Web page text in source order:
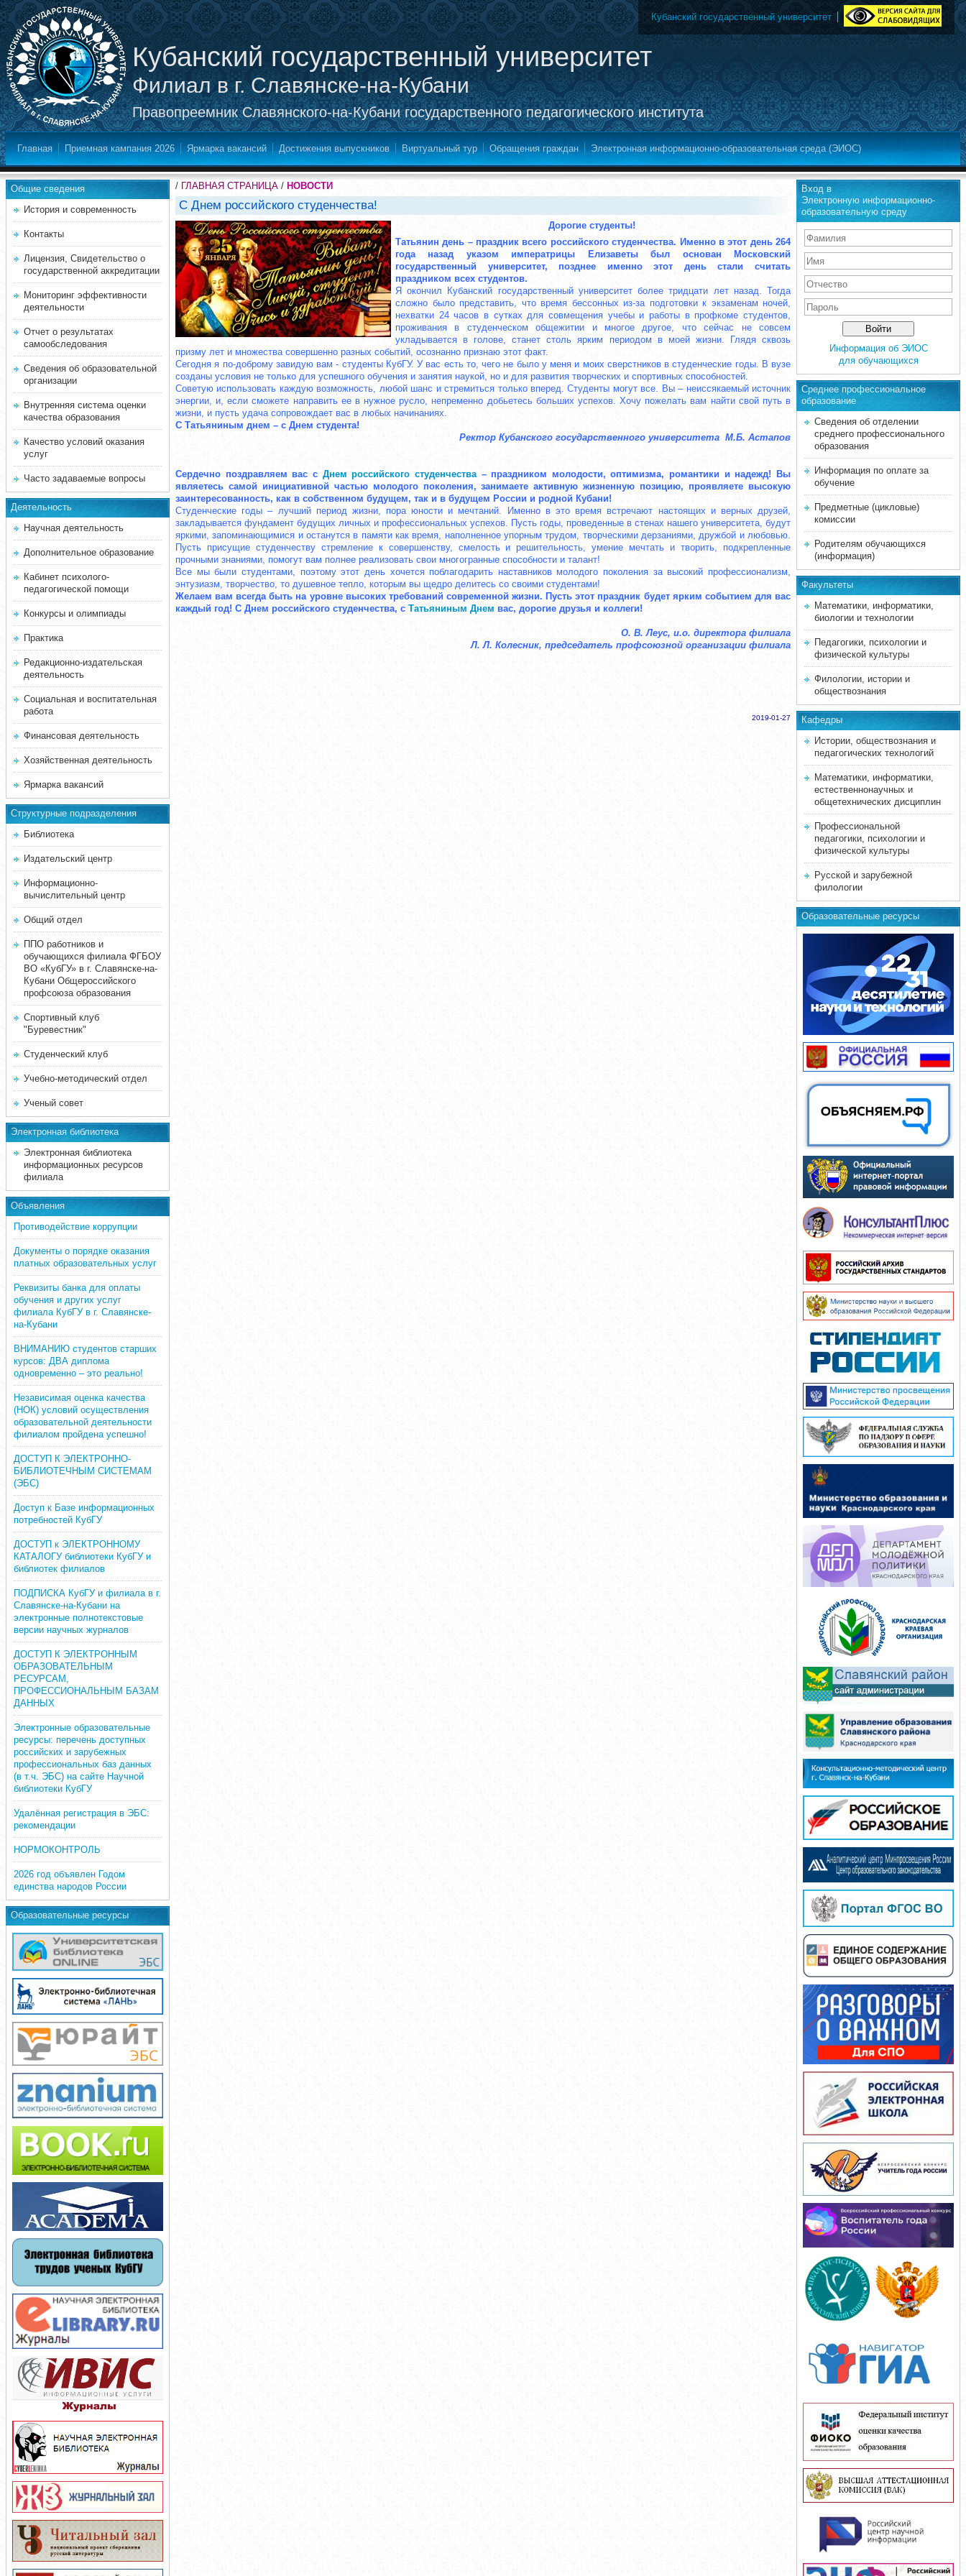
Кубанский государственный университет
Филиал в г. Славянске-на-Кубани
Правопреемник Славянского-на-Кубани государственного педагогического института
Кубанский государственный университет
Главная Приемная кампания 2026 Ярмарка вакансий Достижения выпускников Виртуальный тур Обращения граждан Электронная информационно-образовательная среда (ЭИОС)
Общие сведения
История и современность
Контакты
Лицензия, Свидетельство о
государственной аккредитации
Мониторинг эффективности
деятельности
Отчет о результатах
самообследования
Сведения об образовательной
организации
Внутренняя система оценки
качества образования
Качество условий оказания
услуг
Часто задаваемые вопросы
Деятельность
Научная деятельность
Дополнительное образование
Кабинет психолого-
педагогической помощи
Конкурсы и олимпиады
Практика
Редакционно-издательская
деятельность
Социальная и воспитательная
работа
Финансовая деятельность
Хозяйственная деятельность
Ярмарка вакансий
Структурные подразделения
Библиотека
Издательский центр
Информационно-
вычислительный центр
Общий отдел
ППО работников и
обучающихся филиала ФГБОУ
ВО «КубГУ» в г. Славянске-на-
Кубани Общероссийского
профсоюза образования
Спортивный клуб
"Буревестник"
Студенческий клуб
Учебно-методический отдел
Ученый совет
Электронная библиотека
Электронная библиотека
информационных ресурсов
филиала
Объявления
Противодействие коррупции
Документы о порядке оказания
платных образовательных услуг
Реквизиты банка для оплаты
обучения и других услуг
филиала КубГУ в г. Славянске-
на-Кубани
ВНИМАНИЮ студентов старших
курсов: ДВА диплома
одновременно – это реально!
Независимая оценка качества
(НОК) условий осуществления
образовательной деятельности
филиалом пройдена успешно!
ДОСТУП К ЭЛЕКТРОННО-
БИБЛИОТЕЧНЫМ СИСТЕМАМ
(ЭБС)
Доступ к Базе информационных
потребностей КубГУ
ДОСТУП к ЭЛЕКТРОННОМУ
КАТАЛОГУ библиотеки КубГУ и
библиотек филиалов
ПОДПИСКА КубГУ и филиала в г.
Славянске-на-Кубани на
электронные полнотекстовые
версии научных журналов
ДОСТУП К ЭЛЕКТРОННЫМ
ОБРАЗОВАТЕЛЬНЫМ
РЕСУРСАМ,
ПРОФЕССИОНАЛЬНЫМ БАЗАМ
ДАННЫХ
Электронные образовательные
ресурсы: перечень доступных
российских и зарубежных
профессиональных баз данных
(в т.ч. ЭБС) на сайте Научной
библиотеки КубГУ
Удалённая регистрация в ЭБС:
рекомендации
НОРМОКОНТРОЛЬ
2026 год объявлен Годом
единства народов России
Образовательные ресурсы
/ ГЛАВНАЯ СТРАНИЦА / НОВОСТИ
С Днем российского студенчества!
Дорогие студенты!
Татьянин день – праздник всего российского студенчества. Именно в этот день 264
года назад указом императрицы Елизаветы был основан Московский
государственный университет, позднее именно этот день стали считать
праздником всех студентов.
Я окончил Кубанский государственный университет более тридцати лет назад. Тогда
сложно было представить, что время бессонных из-за подготовки к экзаменам ночей,
нехватки 24 часов в сутках для совмещения учебы и работы в профкоме студентов,
проживания в студенческом общежитии и многое другое, что сейчас не совсем
укладывается в голове, станет столь ярким периодом в моей жизни. Глядя сквозь
призму лет и множества совершенно разных событий, осознанно признаю этот факт.
Сегодня я по-доброму завидую вам - студенты КубГУ. У вас есть то, чего не было у меня и моих сверстников в студенческие годы. В вузе
созданы условия не только для успешного обучения и занятия наукой, но и для развития творческих и спортивных способностей.
Советую использовать каждую возможность, любой шанс и стремиться только вперед. Студенты могут все. Вы – неиссякаемый источник
энергии, и, если сможете направить ее в нужное русло, непременно добьетесь больших успехов. Хочу пожелать вам найти свой путь в
жизни, и пусть удача сопровождает вас в любых начинаниях.
С Татьяниным днем – с Днем студента!
Ректор Кубанского государственного университета М.Б. Астапов
Сердечно поздравляем вас с Днем российского студенчества– праздником молодости, оптимизма, романтики и надежд! Вы
являетесь самой инициативной частью молодого поколения, занимаете активную жизненную позицию, проявляете высокую
заинтересованность, как в собственном будущем, так и в будущем России и родной Кубани!
Студенческие годы – лучший период жизни, пора юности и мечтаний. Именно в это время встречают настоящих и верных друзей,
закладывается фундамент будущих личных и профессиональных успехов. Пусть годы, проведенные в стенах нашего университета, будут
яркими, запоминающимися и останутся в памяти как время, наполненное упорным трудом, творческими дерзаниями, дружбой и любовью.
Пусть присущие студенчеству стремление к совершенству, смелость и решительность, умение мечтать и творить, подкрепленные
прочными знаниями, помогут вам полнее реализовать свои многогранные способности и талант!
Все мы были студентами, поэтому этот день хочется поблагодарить наставников молодого поколения за высокий профессионализм,
энтузиазм, творчество, то душевное тепло, которым вы щедро делитесь со своими студентами!
Желаем вам всегда быть на уровне высоких требований современной жизни. Пусть этот праздник будет ярким событием для вас
каждый год! С Днем российского студенчества, с Татьяниным Днем вас, дорогие друзья и коллеги!
О. В. Леус, и.о. директора филиала
Л. Л. Колесник, председатель профсоюзной организации филиала
2019-01-27
Вход в
Электронную информационно-
образовательную среду
Информация об ЭИОС
для обучающихся
Среднее професcиональное
образование
Сведения об отделении
среднего профессионального
образования
Информация по оплате за
обучение
Предметные (цикловые)
комиссии
Родителям обучающихся
(информация)
Факультеты
Математики, информатики,
биологии и технологии
Педагогики, психологии и
физической культуры
Филологии, истории и
обществознания
Кафедры
Истории, обществознания и
педагогических технологий
Математики, информатики,
естественнонаучных и
общетехнических дисциплин
Профессиональной
педагогики, психологии и
физической культуры
Русской и зарубежной
филологии
Образовательные ресурсы